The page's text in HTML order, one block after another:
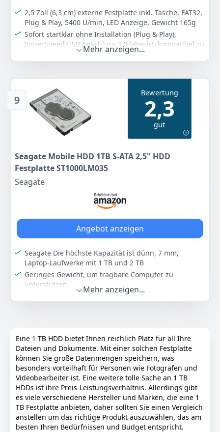
Anzeigen
2,5 Zoll (6,3 cm) externe Festplatte inkl. Tasche, FAT32,
Plug & Play, 5400 U/min, LED Anzeige, Gewicht 165g
Sofort startklar ohne Installation (Plug & Play),
SuperSpeed USB Anschluss 3.0 (abwärtskompatibel zu
USB 2.0), Stromversorgung über USB Anschluss
Systemvoraussetzung: Microsoft Windows 7/8/8.1/10,
Mac OS
Lieferumfang: Intenso Memory Drive 1TB externe
Festplatte inkl. Tasche (6,4 cm (2,5 Zoll)) schwarz
Gewicht
7799 €
Anzeigen
Mehr anzeigen...
9
Bewertung
2,3
gut
Seagate Mobile HDD 1TB S-ATA 2,5" HDD
Festplatte ST1000LM035
Seagate
Angebot anzeigen
Seagate Die höchste Kapazität ist dünn, 7 mm,
Laptop-Laufwerke mit 1 TB und 2 TB
Geringes Gewicht, um tragbare Computer zu
unterstützen
Ermöglicht einen 2 TB Kapazitätsübergang ohne das
Standard-SATA-Schnittstelle mit 6 Gbit/s für einfache
Integration in bestehende Handy-/Laptop-Designs
Farbe Hersteller Gewicht
- Seagate 90,7 g
7900 €
Anzeigen
Mehr anzeigen...
Eine 1 TB HDD bietet Ihnen reichlich Platz für all Ihre
Dateien und Dokumente. Mit einer solchen Festplatte
können Sie große Datenmengen speichern, was
besonders vorteilhaft für Personen wie Fotografen und
Videobearbeiter ist. Eine weitere tolle Sache an 1 TB
HDDs ist ihre Preis-Leistungsverhältnis. Allerdings gibt
es viele verschiedene Hersteller und Marken, die eine 1
TB Festplatte anbieten, daher sollten Sie einen Vergleich
anstellen um das richtige Produkt auszuwählen, das am
besten Ihren Bedürfnissen und Budget entspricht.